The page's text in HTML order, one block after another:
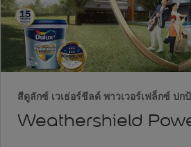
สีดูลักซ์ เวเธ่อร์ชีลด์ พาวเวอร์เฟล็กซ์ ปก
Weathershield